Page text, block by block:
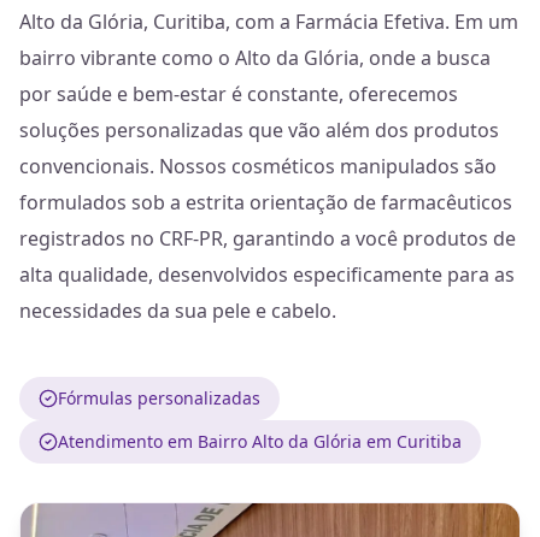
Alto da Glória, Curitiba, com a Farmácia Efetiva. Em um
bairro vibrante como o Alto da Glória, onde a busca
por saúde e bem-estar é constante, oferecemos
soluções personalizadas que vão além dos produtos
convencionais. Nossos cosméticos manipulados são
formulados sob a estrita orientação de farmacêuticos
registrados no CRF-PR, garantindo a você produtos de
alta qualidade, desenvolvidos especificamente para as
necessidades da sua pele e cabelo.
Fórmulas personalizadas
Atendimento em Bairro Alto da Glória em Curitiba